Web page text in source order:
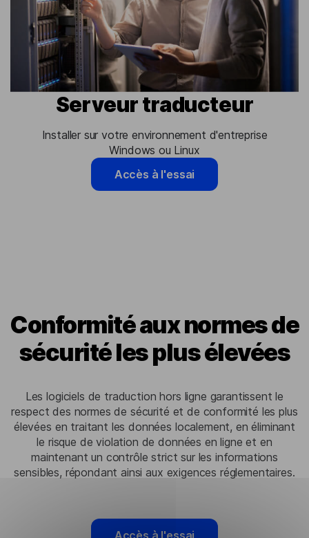
Serveur traducteur
Installer sur votre environnement d'entreprise
Windows ou Linux
Accès à l'essai
Conformité aux normes de
sécurité les plus élevées
Les logiciels de traduction hors ligne garantissent le
respect des normes de sécurité et de conformité les plus
élevées en traitant les données localement, en éliminant
le risque de violation de données en ligne et en
maintenant un contrôle strict sur les informations
sensibles, répondant ainsi aux exigences réglementaires.
Accès à l'essai